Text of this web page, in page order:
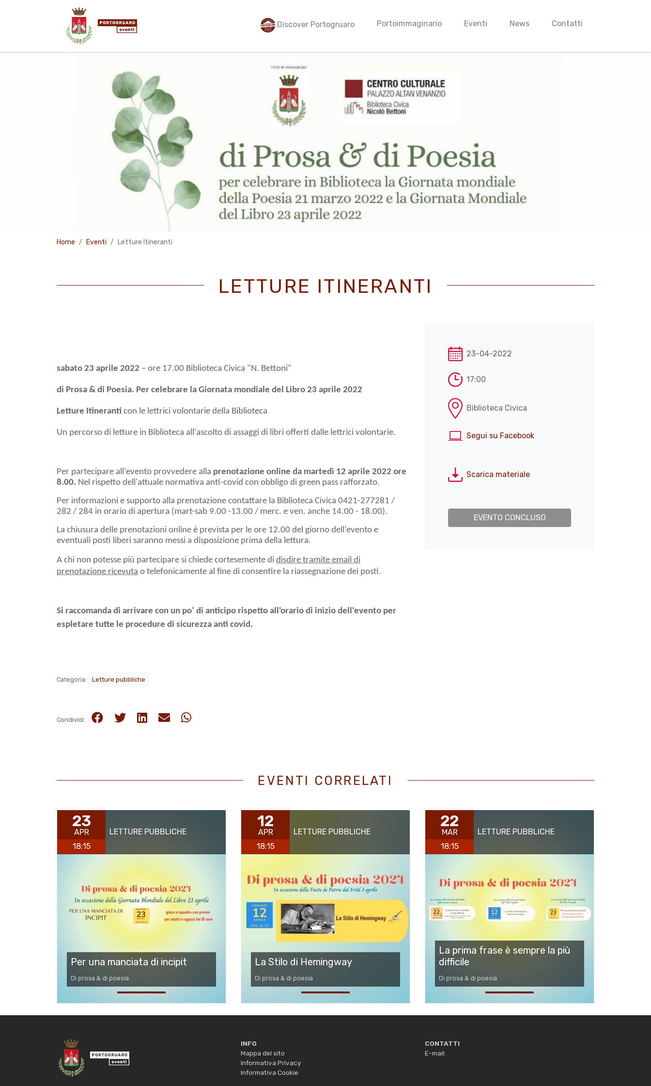
Discover Portogruaro Portoimmaginario Eventi News Contatti
Home Eventi Letture Itineranti
LETTURE ITINERANTI
23-04-2022
17:00
Biblioteca Civica
Segui su Facebook
Scarica materiale
EVENTO CONCLUSO
sabato 23 aprile 2022 – ore 17.00 Biblioteca Civica "N. Bettoni"
di Prosa & di Poesia. Per celebrare la Giornata mondiale del Libro 23 aprile 2022
Letture Itineranti con le lettrici volontarie della Biblioteca
Un percorso di letture in Biblioteca all'ascolto di assaggi di libri offerti dalle lettrici volontarie.
Per partecipare all'evento provvedere alla prenotazione online da martedì 12 aprile 2022 ore
8.00. Nel rispetto dell'attuale normativa anti-covid con obbligo di green pass rafforzato.
Per informazioni e supporto alla prenotazione contattare la Biblioteca Civica 0421-277281 /
282 / 284 in orario di apertura (mart-sab 9.00 -13.00 / merc. e ven. anche 14.00 - 18.00).
La chiusura delle prenotazioni online è prevista per le ore 12.00 del giorno dell’evento e
eventuali posti liberi saranno messi a disposizione prima della lettura.
A chi non potesse più partecipare si chiede cortesemente di disdire tramite email di
prenotazione ricevuta o telefonicamente al fine di consentire la riassegnazione dei posti.
Si raccomanda di arrivare con un po’ di anticipo rispetto all'orario di inizio dell'evento per
espletare tutte le procedure di sicurezza anti covid.
Categoria: Letture pubbliche
Condividi:
EVENTI CORRELATI
23
APR
18:15
LETTURE PUBBLICHE
Per una manciata di incipit
Di prosa & di poesia
12
APR
18:15
LETTURE PUBBLICHE
La Stilo di Hemingway
Di prosa & di poesia
22
MAR
18:15
LETTURE PUBBLICHE
La prima frase è sempre la più
difficile
Di prosa & di poesia
INFO
Mappa del sito
Informativa Privacy
Informativa Cookie
CONTATTI
E-mail: